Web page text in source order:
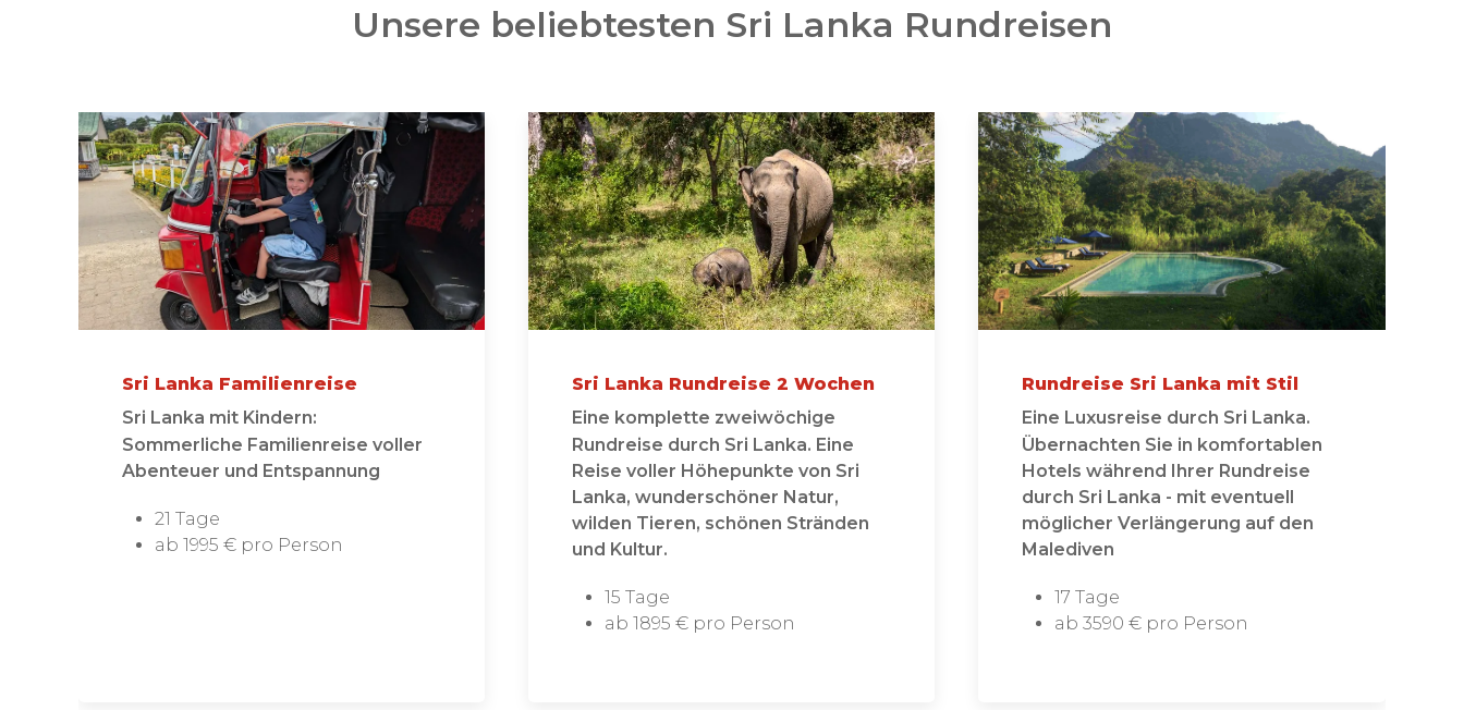
Unsere beliebtesten Sri Lanka Rundreisen
Sri Lanka Familienreise
Sri Lanka mit Kindern:
Sommerliche Familienreise voller
Abenteuer und Entspannung
21 Tage
ab 1995 € pro Person
Sri Lanka Rundreise 2 Wochen
Eine komplette zweiwöchige
Rundreise durch Sri Lanka. Eine
Reise voller Höhepunkte von Sri
Lanka, wunderschöner Natur,
wilden Tieren, schönen Stränden
und Kultur.
15 Tage
ab 1895 € pro Person
Rundreise Sri Lanka mit Stil
Eine Luxusreise durch Sri Lanka.
Übernachten Sie in komfortablen
Hotels während Ihrer Rundreise
durch Sri Lanka - mit eventuell
möglicher Verlängerung auf den
Malediven
17 Tage
ab 3590 € pro Person